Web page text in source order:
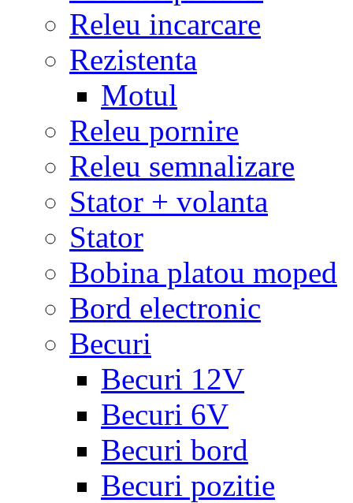
Releu incarcare
Rezistenta
Motul
Releu pornire
Releu semnalizare
Stator + volanta
Stator
Bobina platou moped
Bord electronic
Becuri
Becuri 12V
Becuri 6V
Becuri bord
Becuri pozitie